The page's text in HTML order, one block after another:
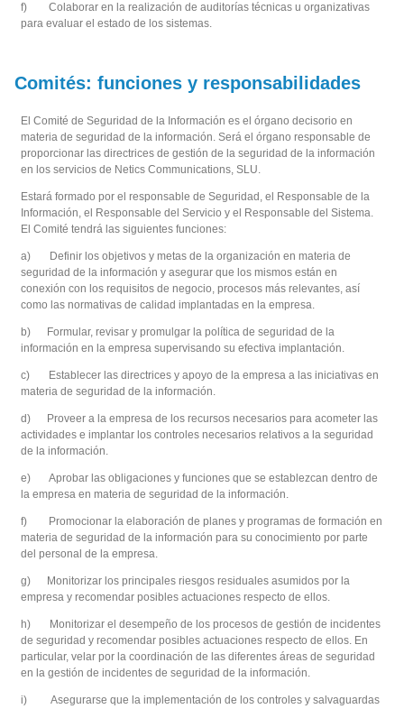
f) Colaborar en la realización de auditorías técnicas u organizativas
para evaluar el estado de los sistemas.
Comités: funciones y responsabilidades
El Comité de Seguridad de la Información es el órgano decisorio en
materia de seguridad de la información. Será el órgano responsable de
proporcionar las directrices de gestión de la seguridad de la información
en los servicios de Netics Communications, SLU.
Estará formado por el responsable de Seguridad, el Responsable de la
Información, el Responsable del Servicio y el Responsable del Sistema.
El Comité tendrá las siguientes funciones:
a) Definir los objetivos y metas de la organización en materia de
seguridad de la información y asegurar que los mismos están en
conexión con los requisitos de negocio, procesos más relevantes, así
como las normativas de calidad implantadas en la empresa.
b) Formular, revisar y promulgar la política de seguridad de la
información en la empresa supervisando su efectiva implantación.
c) Establecer las directrices y apoyo de la empresa a las iniciativas en
materia de seguridad de la información.
d) Proveer a la empresa de los recursos necesarios para acometer las
actividades e implantar los controles necesarios relativos a la seguridad
de la información.
e) Aprobar las obligaciones y funciones que se establezcan dentro de
la empresa en materia de seguridad de la información.
f) Promocionar la elaboración de planes y programas de formación en
materia de seguridad de la información para su conocimiento por parte
del personal de la empresa.
g) Monitorizar los principales riesgos residuales asumidos por la
empresa y recomendar posibles actuaciones respecto de ellos.
h) Monitorizar el desempeño de los procesos de gestión de incidentes
de seguridad y recomendar posibles actuaciones respecto de ellos. En
particular, velar por la coordinación de las diferentes áreas de seguridad
en la gestión de incidentes de seguridad de la información.
i) Asegurarse que la implementación de los controles y salvaguardas